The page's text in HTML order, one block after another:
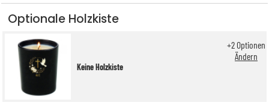
Optionale Holzkiste
Keine Holzkiste
+2Optionen
Ändern